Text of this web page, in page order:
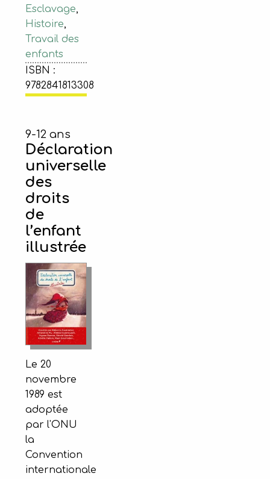
Esclavage
Histoire
Travail des
enfants
ISBN :
9782841813308
9-12 ans
Déclaration
universelle
des
droits
de
l’enfant
illustrée
Le 20
novembre
1989 est
adoptée
par l'ONU
la
Convention
internationale